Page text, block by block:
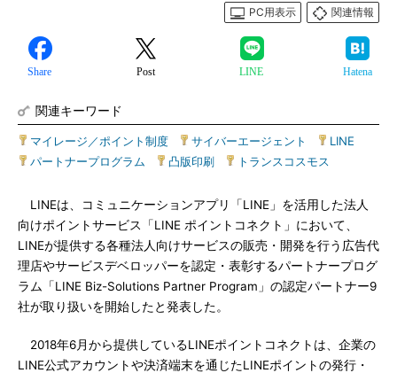
PC用表示
関連情報
Share Post LINE Hatena
関連キーワード
マイレージ／ポイント制度 サイバーエージェント LINE
パートナープログラム
凸版印刷 トランスコスモス
LINEは、コミュニケーションアプリ「LINE」を活用した法人
向けポイントサービス「LINE ポイントコネクト」において、
LINEが提供する各種法人向けサービスの販売・開発を行う広告代
理店やサービスデベロッパーを認定・表彰するパートナープログ
ラム「LINE Biz-Solutions Partner Program」の認定パートナー9
社が取り扱いを開始したと発表した。
2018年6月から提供しているLINEポイントコネクトは、企業の
LINE公式アカウントや決済端末を通じたLINEポイントの発行・